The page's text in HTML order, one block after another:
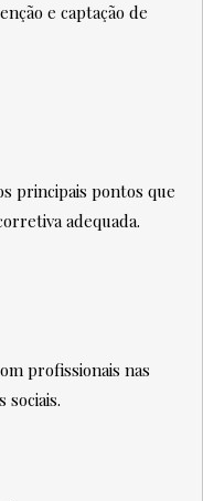
e captação de
principais pontos que
adequada.
profissionais nas
sociais.